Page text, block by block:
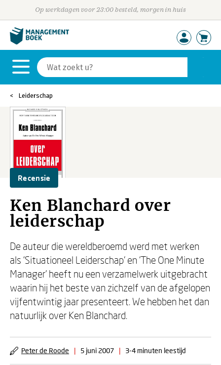
Op werkdagen voor 23:00 besteld, morgen in huis
Leiderschap
Recensie
Ken Blanchard over
leiderschap
De auteur die wereldberoemd werd met werken
als 'Situationeel Leiderschap' en 'The One Minute
Manager' heeft nu een verzamelwerk uitgebracht
waarin hij het beste van zichzelf van de afgelopen
vijfentwintig jaar presenteert. We hebben het dan
natuurlijk over Ken Blanchard.
Peter de Roode | 5 juni 2007 | 3-4 minuten leestijd